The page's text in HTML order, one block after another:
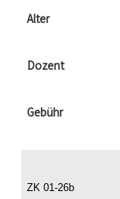
Alter
Dozent
Gebühr
ZK 01-26b